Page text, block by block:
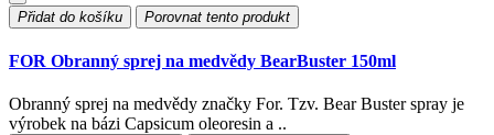
Přidat do košíku Porovnat tento produkt
FOR Obranný sprej na medvědy BearBuster 150ml
Obranný sprej na medvědy značky For. Tzv. Bear Buster spray je
výrobek na bázi Capsicum oleoresin a ..